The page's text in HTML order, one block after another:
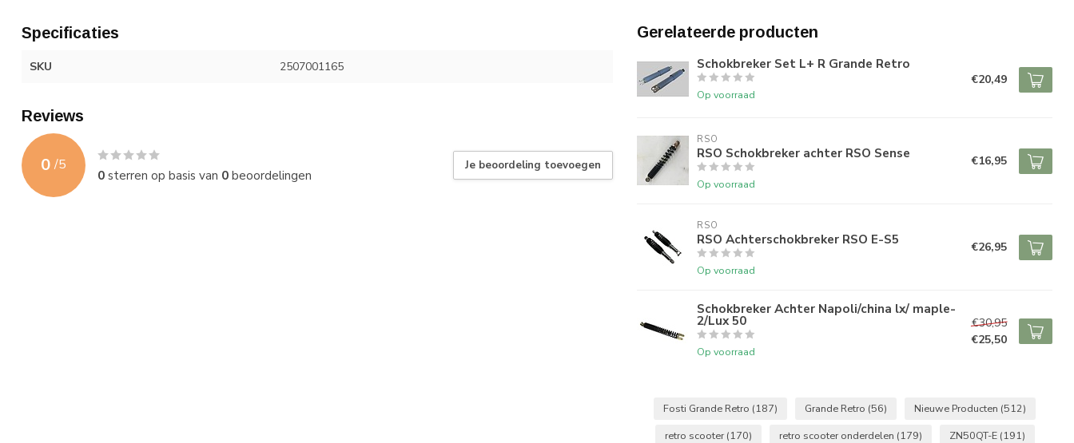
Specificaties
SKU 2507001165
Reviews
0 /5
0sterren op basis van 0beoordelingen
Je beoordeling toevoegen
Gerelateerde producten
Schokbreker Set L+ R Grande Retro
Op voorraad
€20,49
RSO
RSO Schokbreker achter RSO Sense
Op voorraad
€16,95
RSO
RSO Achterschokbreker RSO E-S5
Op voorraad
€26,95
Schokbreker Achter Napoli/china lx/ maple-
2/Lux 50
Op voorraad
€30,95
€25,50
Fosti Grande Retro (187) Grande Retro (56) Nieuwe Producten (512)
retro scooter (170) retro scooter onderdelen (179) ZN50QT-E (191)